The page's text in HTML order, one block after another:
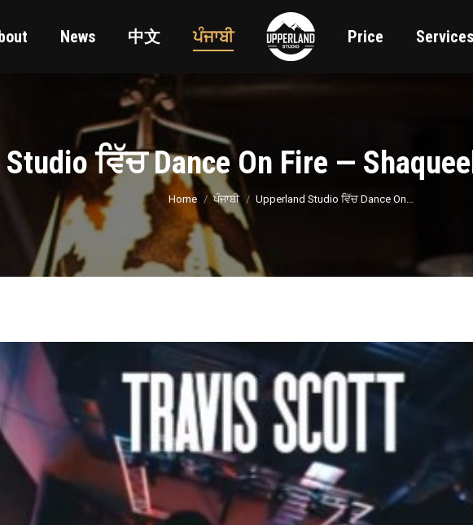
News 中文 ਪੰਜਾਬੀ Price Services
Studio ਵਿੱਚ Dance On Fire —
You are here:
Home ਪੰਜਾਬੀ Upperland Studio ਵਿੱਚ Dance On…